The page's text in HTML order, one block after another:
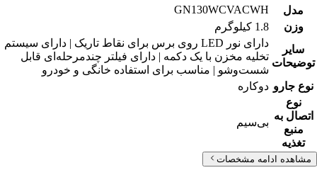
مدل
GN130WCVACWH
وزن
1.8 کیلوگرم
سایر
توضیحات
دارای نور LED روی برس برای نقاط تاریک | دارای سیستم
تخلیه مخزن با یک دکمه | دارای فیلتر چندمرحله‌ای قابل
شست‌وشو | مناسب برای استفاده خانگی و خودرو
نوع جارو دوکاره
نوع
اتصال به
منبع
تغذیه
بی‌سیم
مشاهده ادامه مشخصات